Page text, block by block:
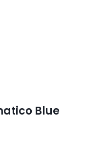
Blue